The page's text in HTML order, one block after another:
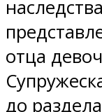
отца
до